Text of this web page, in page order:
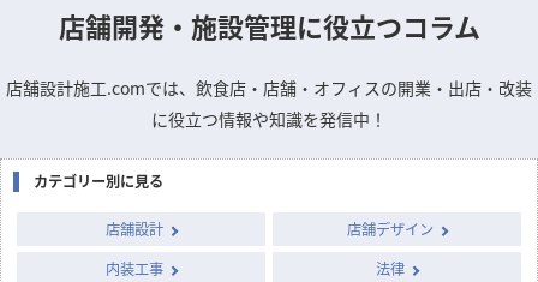
店舗開発・施設管理に役立つコラム
店舗設計施工.comでは、飲食店・店舗・オフィスの開業・出店・改装
に役立つ情報や知識を発信中！
カテゴリー別に見る
店舗設計
店舗デザイン
内装工事
法律